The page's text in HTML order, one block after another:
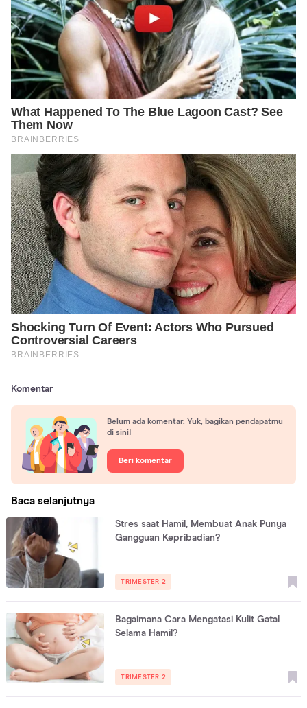
Komentar
Belum ada komentar. Yuk, bagikan pendapatmu
di sini!
Beri komentar
Baca selanjutnya
Stres saat Hamil, Membuat Anak Punya
Gangguan Kepribadian?
TRIMESTER 2
Bagaimana Cara Mengatasi Kulit Gatal
Selama Hamil?
TRIMESTER 2